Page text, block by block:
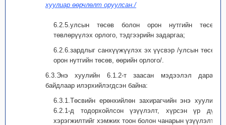
хуулиар өөрчлөлт оруулсан./
6.2.5.улсын төсөв болон орон нутгийн төсөвт
төвлөрүүлэх орлого, тэдгээрийн задаргаа;
6.2.6.зардлыг санхүүжүүлэх эх үүсвэр /улсын төсөв,
орон нутгийн төсөв, өөрийн орлого/.
6.3.Энэ хуулийн 6.1.2-т заасан мэдээлэл дараах
байдлаар илэрхийлэгдсэн байна:
6.3.1.Төсвийн ерөнхийлөн захирагчийн энэ хуулийн
6.2.1-д тодорхойлсон үзүүлэлт, хүрсэн үр дүн,
хэрэгжилтийг хэмжих тоон болон чанарын үзүүлэлт;